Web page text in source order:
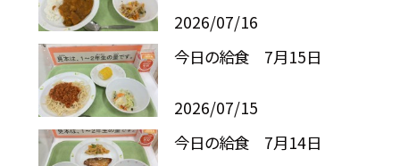
2026/07/16
今日の給食 7月15日
2026/07/15
今日の給食 7月14日